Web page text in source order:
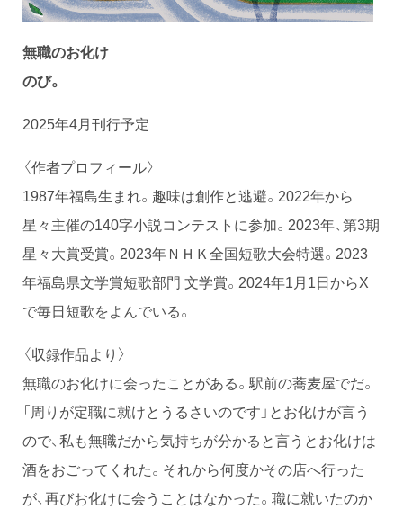
無職のお化け
のび。
2025年4月刊行予定
〈作者プロフィール〉
1987年福島生まれ。趣味は創作と逃避。2022年から
星々主催の140字小説コンテストに参加。2023年、第3期
星々大賞受賞。2023年ＮＨＫ全国短歌大会特選。2023
年福島県文学賞短歌部門 文学賞。2024年1月1日からX
で毎日短歌をよんでいる。
〈収録作品より〉
無職のお化けに会ったことがある。駅前の蕎麦屋でだ。
「周りが定職に就けとうるさいのです」とお化けが言う
ので、私も無職だから気持ちが分かると言うとお化けは
酒をおごってくれた。それから何度かその店へ行った
が、再びお化けに会うことはなかった。職に就いたのか